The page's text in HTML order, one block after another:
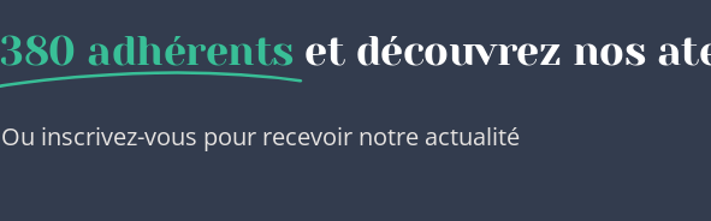
380 adhérents et découvrez nos
Ou inscrivez-vous pour recevoir notre actualité